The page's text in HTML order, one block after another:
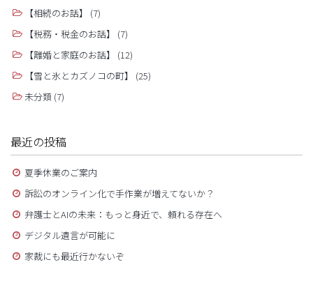
【相続のお話】
(7)
【税務・税金のお話】
(7)
【離婚と家庭のお話】
(12)
【雪と氷とカズノコの町】
(25)
未分類 (7)
最近の投稿
夏季休業のご案内
訴訟のオンライン化で手作業が増えてないか？
弁護士とAIの未来：もっと身近で、頼れる存在へ
デジタル遺言が可能に
家裁にも最近行かないぞ